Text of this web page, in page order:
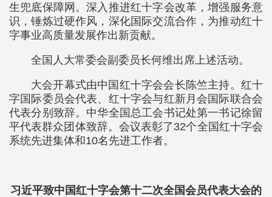
生兜底保障网。深入推进红十字会改革，增强服务意
识，锤炼过硬作风，深化国际交流合作，为推动红十
字事业高质量发展作出新贡献。
全国人大常委会副委员长何维出席上述活动。
大会开幕式由中国红十字会会长陈竺主持。红十
字国际委员会代表、红十字会与红新月会国际联合会
代表分别致辞。中华全国总工会书记处第一书记徐留
平代表群众团体致辞。会议表彰了32个全国红十字会
系统先进集体和10名先进工作者。
习近平致中国红十字会第十二次全国会员代表大会的